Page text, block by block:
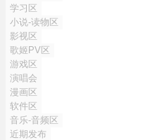
学习区
小说-读物区
影视区
歌姬PV区
游戏区
演唱会
漫画区
软件区
音乐-音频区
近期发布